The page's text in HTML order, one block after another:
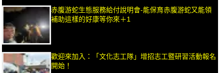
赤腹游蛇生態服務給付說明會-能保育赤腹游蛇又能領
補助這樣的好康等你來＋1
歡迎來加入：「文化志工隊」增招志工暨研習活動報名
開始！